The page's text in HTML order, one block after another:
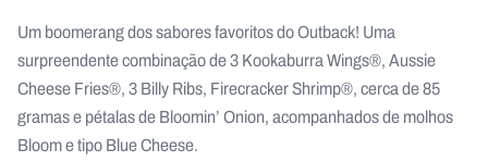
Um boomerang dos sabores favoritos do Outback! Uma
surpreendente combinação de 3 Kookaburra Wings®, Aussie
Cheese Fries®, 3 Billy Ribs, Firecracker Shrimp®, cerca de 85
gramas e pétalas de Bloomin’ Onion, acompanhados de molhos
Bloom e tipo Blue Cheese.